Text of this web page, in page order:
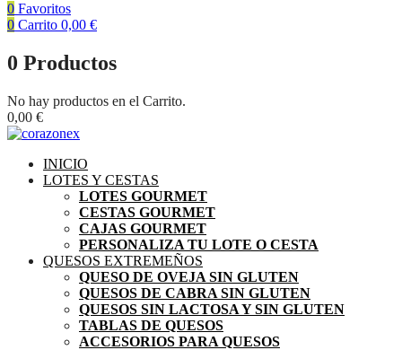
0 Favoritos
0 Carrito 0,00 €
0 Productos
No hay productos en el Carrito.
0,00 €
INICIO
LOTES Y CESTAS
LOTES GOURMET
CESTAS GOURMET
CAJAS GOURMET
PERSONALIZA TU LOTE O CESTA
QUESOS EXTREMEÑOS
QUESO DE OVEJA SIN GLUTEN
QUESOS DE CABRA SIN GLUTEN
QUESOS SIN LACTOSA Y SIN GLUTEN
TABLAS DE QUESOS
ACCESORIOS PARA QUESOS